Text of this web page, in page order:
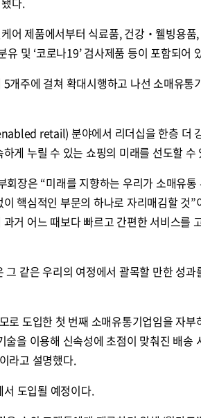
어 제품에서부터 식료품, 건강‧웰빙용품
및 ‘코로나19’ 검사제품 등이 포함되어
주에 걸쳐 확대시행하고 나선 소매유통
retail) 분야에서 리더십을 한층 더
게 누릴 수 있는 쇼핑의 미래를 선도할 수
장은 “미래를 지향하는 우리가 소매유
핵심적인 부문의 하나로 자리매김할 것”
거 어느 때보다 빠르고 간편한 서비스를
같은 우리의 여정에서 괄목할 만한 성과
도입한 첫 번째 소매유통기업임을 자부
을 이용해 신속성에 초점이 맞춰진 배송
라고 설명했다.
도입될 예정이다.